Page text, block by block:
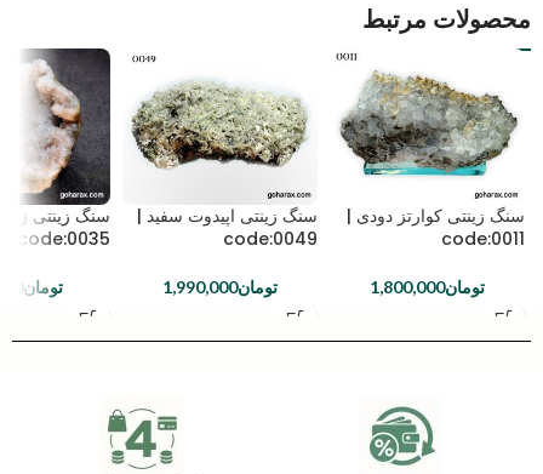
محصولات مرتبط
سنگ زینتی کوارتز دودی |
code:0011
تومان1,800,000
سنگ زینتی اپیدوت سفید |
code:0049
تومان1,990,000
سنگ زینتی
code:0035
تومان